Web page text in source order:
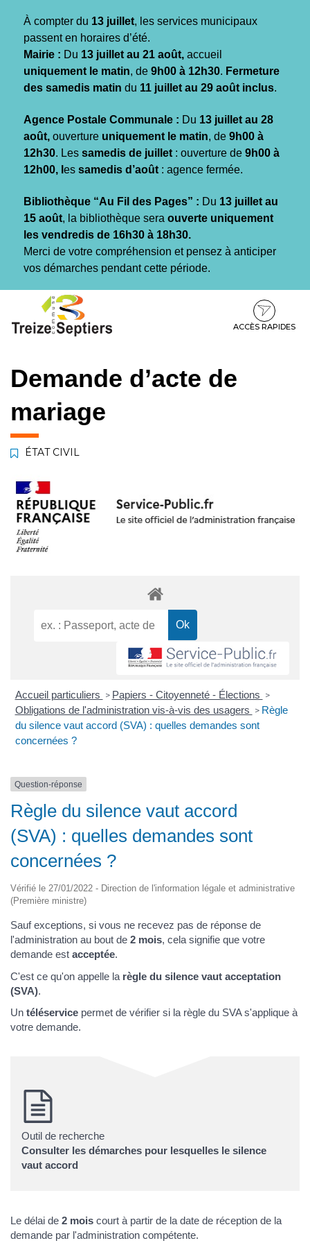
À compter du 13 juillet, les services municipaux
passent en horaires d’été.
Mairie : Du 13 juillet au 21 août, accueil
uniquement le matin, de 9h00 à 12h30. Fermeture
des samedis matin du 11 juillet au 29 août inclus.
Agence Postale Communale : Du 13 juillet au 28
août, ouverture uniquement le matin, de 9h00 à
12h30. Les samedis de juillet : ouverture de 9h00 à
12h00, l es samedis d’août : agence fermée.
Bibliothèque “Au Fil des Pages” : Du 13 juillet au
15 août, la bibliothèque sera ouverte uniquement
les vendredis de 16h30 à 18h30.
Merci de votre compréhension et pensez à anticiper
vos démarches pendant cette période.
contenu
pied
ACCÈS RAPIDES
Demande d’acte de
mariage
ÉTAT CIVIL
Accueil particuliers > Papiers - Citoyenneté - Élections >
Obligations de l'administration vis-à-vis des usagers > Règle
du silence vaut accord (SVA) : quelles demandes sont
concernées ?
Question-réponse
Règle du silence vaut accord
(SVA) : quelles demandes sont
concernées ?
Vérifié le 27/01/2022 - Direction de l'information légale et administrative
(Première ministre)
Sauf exceptions, si vous ne recevez pas de réponse de
l'administration au bout de 2 mois, cela signifie que votre
demande est acceptée.
C'est ce qu'on appelle la règle du silence vaut acceptation
(SVA).
Un téléservice permet de vérifier si la règle du SVA s'applique à
votre demande.
Outil de recherche
Consulter les démarches pour lesquelles le silence
vaut accord
Le délai de 2 mois court à partir de la date de réception de la
demande par l'administration compétente.